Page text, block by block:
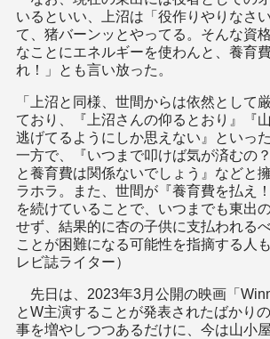
いるといい、上沼は「役作りやりなさ
て、猪バーンッとやってる。そんな資
なことにエネルギーを使わんと、養育
れ！」とも言い放った。
「上沼と同様、世間からは依然として
ており、『上沼さんの仰るとおり』『
逃げてるようにしか思えない』といっ
一方で、『いつまで叩けば気が済むの
と養育費は関係ないでしょう』などと
ラホラ。また、世間が『養育費を払え
を続けていることで、いつまでも東出
せず、結果的に杏の子供に支払われる
ことが困難になる可能性を指摘する人
レビ誌ライター）
先日は、2023年3月公開の映画「
とW主演することが発表されたばかり
事を増やしつつあるだけに、今は山小